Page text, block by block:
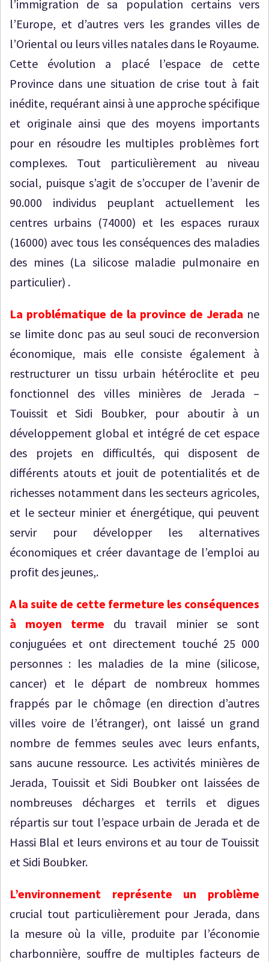
l’immigration de sa population certains vers
l’Europe, et d’autres vers les grandes villes de
l’Oriental ou leurs villes natales dans le Royaume.
Cette évolution a placé l’espace de cette
Province dans une situation de crise tout à fait
inédite, requérant ainsi à une approche spécifique
et originale ainsi que des moyens importants
pour en résoudre les multiples problèmes fort
complexes. Tout particulièrement au niveau
social, puisque s’agit de s’occuper de l’avenir de
90.000 individus peuplant actuellement les
centres urbains (74000) et les espaces ruraux
(16000) avec tous les conséquences des maladies
des mines (La silicose maladie pulmonaire en
particulier) .
La problématique de la province de Jerada ne
se limite donc pas au seul souci de reconversion
économique, mais elle consiste également à
restructurer un tissu urbain hétéroclite et peu
fonctionnel des villes minières de Jerada –
Touissit et Sidi Boubker, pour aboutir à un
développement global et intégré de cet espace
des projets en difficultés, qui disposent de
différents atouts et jouit de potentialités et de
richesses notamment dans les secteurs agricoles,
et le secteur minier et énergétique, qui peuvent
servir pour développer les alternatives
économiques et créer davantage de l’emploi au
profit des jeunes,.
A la suite de cette fermeture les conséquences
à moyen terme du travail minier se sont
conjuguées et ont directement touché 25 000
personnes : les maladies de la mine (silicose,
cancer) et le départ de nombreux hommes
frappés par le chômage (en direction d’autres
villes voire de l’étranger), ont laissé un grand
nombre de femmes seules avec leurs enfants,
sans aucune ressource. Les activités minières de
Jerada, Touissit et Sidi Boubker ont laissées de
nombreuses décharges et terrils et digues
répartis sur tout l’espace urbain de Jerada et de
Hassi Blal et leurs environs et au tour de Touissit
et Sidi Boubker.
L’environnement représente un problème
crucial tout particulièrement pour Jerada, dans
la mesure où la ville, produite par l’économie
charbonnière, souffre de multiples facteurs de